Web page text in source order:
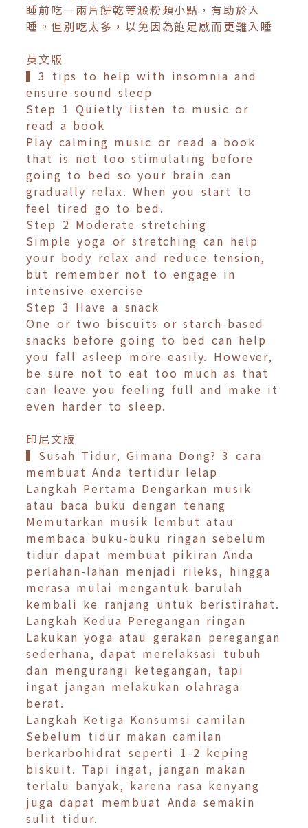
睡前吃一兩片餅乾等澱粉類小點，有助於入
睡。但別吃太多，以免因為飽足感而更難入睡
英文版
▍3 tips to help with insomnia and
ensure sound sleep
Step 1 Quietly listen to music or
read a book
Play calming music or read a book
that is not too stimulating before
going to bed so your brain can
gradually relax. When you start to
feel tired go to bed.
Step 2 Moderate stretching
Simple yoga or stretching can help
your body relax and reduce tension,
but remember not to engage in
intensive exercise
Step 3 Have a snack
One or two biscuits or starch-based
snacks before going to bed can help
you fall asleep more easily. However,
be sure not to eat too much as that
can leave you feeling full and make it
even harder to sleep.
印尼文版
▍Susah Tidur, Gimana Dong? 3 cara
membuat Anda tertidur lelap
Langkah Pertama Dengarkan musik
atau baca buku dengan tenang
Memutarkan musik lembut atau
membaca buku-buku ringan sebelum
tidur dapat membuat pikiran Anda
perlahan-lahan menjadi rileks, hingga
merasa mulai mengantuk barulah
kembali ke ranjang untuk beristirahat.
Langkah Kedua Peregangan ringan
Lakukan yoga atau gerakan peregangan
sederhana, dapat merelaksasi tubuh
dan mengurangi ketegangan, tapi
ingat jangan melakukan olahraga
berat.
Langkah Ketiga Konsumsi camilan
Sebelum tidur makan camilan
berkarbohidrat seperti 1-2 keping
biskuit. Tapi ingat, jangan makan
terlalu banyak, karena rasa kenyang
juga dapat membuat Anda semakin
sulit tidur.